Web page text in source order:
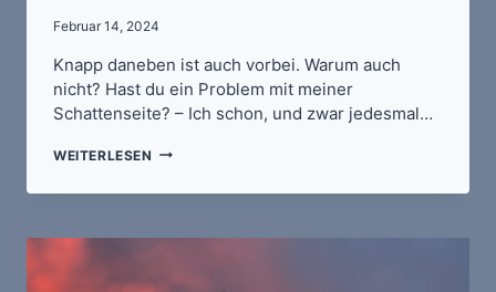
Februar 14, 2024
Knapp daneben ist auch vorbei. Warum auch
nicht? Hast du ein Problem mit meiner
Schattenseite? – Ich schon, und zwar jedesmal…
WEITERLESEN FAST
/